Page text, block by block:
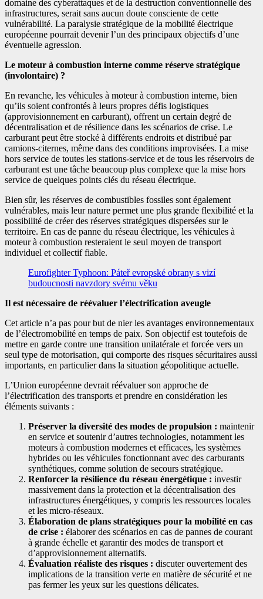
domaine des cyberattaques et de la destruction conventionnelle des
infrastructures, serait sans aucun doute consciente de cette
vulnérabilité. La paralysie stratégique de la mobilité électrique
européenne pourrait devenir l’un des principaux objectifs d’une
éventuelle agression.
Le moteur à combustion interne comme réserve stratégique
(involontaire) ?
En revanche, les véhicules à moteur à combustion interne, bien
qu’ils soient confrontés à leurs propres défis logistiques
(approvisionnement en carburant), offrent un certain degré de
décentralisation et de résilience dans les scénarios de crise. Le
carburant peut être stocké à différents endroits et distribué par
camions-citernes, même dans des conditions improvisées. La mise
hors service de toutes les stations-service et de tous les réservoirs de
carburant est une tâche beaucoup plus complexe que la mise hors
service de quelques points clés du réseau électrique.
Bien sûr, les réserves de combustibles fossiles sont également
vulnérables, mais leur nature permet une plus grande flexibilité et la
possibilité de créer des réserves stratégiques dispersées sur le
territoire. En cas de panne du réseau électrique, les véhicules à
moteur à combustion resteraient le seul moyen de transport
individuel et collectif fiable.
Eurofighter Typhoon: Páteř evropské obrany s vizí
budoucnosti navzdory svému věku
Il est nécessaire de réévaluer l’électrification aveugle
Cet article n’a pas pour but de nier les avantages environnementaux
de l’électromobilité en temps de paix. Son objectif est toutefois de
mettre en garde contre une transition unilatérale et forcée vers un
seul type de motorisation, qui comporte des risques sécuritaires aussi
importants, en particulier dans la situation géopolitique actuelle.
L’Union européenne devrait réévaluer son approche de
l’électrification des transports et prendre en considération les
éléments suivants :
Préserver la diversité des modes de propulsion : maintenir
en service et soutenir d’autres technologies, notamment les
moteurs à combustion modernes et efficaces, les systèmes
hybrides ou les véhicules fonctionnant avec des carburants
synthétiques, comme solution de secours stratégique.
Renforcer la résilience du réseau énergétique : investir
massivement dans la protection et la décentralisation des
infrastructures énergétiques, y compris les ressources locales
et les micro-réseaux.
Élaboration de plans stratégiques pour la mobilité en cas
de crise : élaborer des scénarios en cas de pannes de courant
à grande échelle et garantir des modes de transport et
d’approvisionnement alternatifs.
Évaluation réaliste des risques : discuter ouvertement des
implications de la transition verte en matière de sécurité et ne
pas fermer les yeux sur les questions délicates.